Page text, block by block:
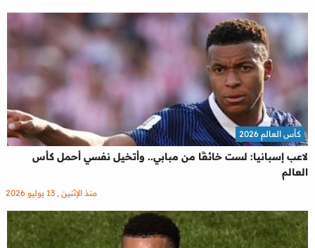
لاعب إسبانيا: لست خائفًا من مبابي.. وأتخيل نفسي أحمل كأس
العالم
كأس العالم 2026
منذ الإثنين , 13 يوليو 2026